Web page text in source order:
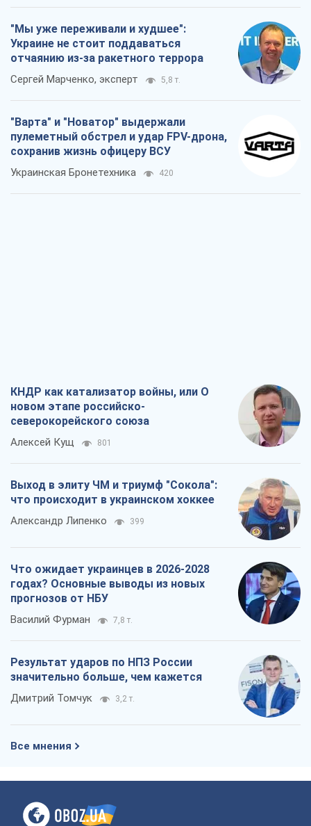
"Мы уже переживали и худшее":
Украине не стоит поддаваться
отчаянию из-за ракетного террора
Сергей Марченко, эксперт 5,8 т.
"Варта" и "Новатор" выдержали
пулеметный обстрел и удар FPV-дрона,
сохранив жизнь офицеру ВСУ
Украинская Бронетехника 420
КНДР как катализатор войны, или О
новом этапе российско-
северокорейского союза
Алексей Кущ 801
Выход в элиту ЧМ и триумф "Сокола":
что происходит в украинском хоккее
Александр Липенко 399
Что ожидает украинцев в 2026-2028
годах? Основные выводы из новых
прогнозов от НБУ
Василий Фурман 7,8 т.
Результат ударов по НПЗ России
значительно больше, чем кажется
Дмитрий Томчук 3,2 т.
Все мнения